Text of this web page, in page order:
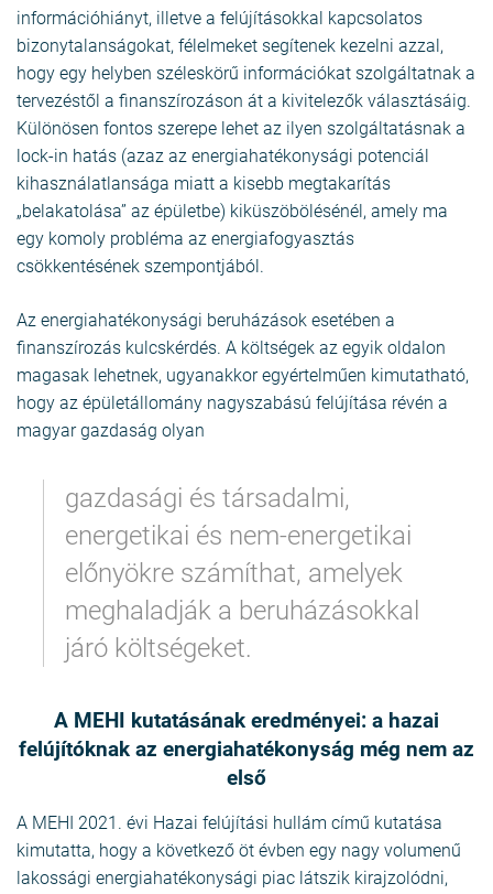
információhiányt, illetve a felújításokkal kapcsolatos
bizonytalanságokat, félelmeket segítenek kezelni azzal,
hogy egy helyben széleskörű információkat szolgáltatnak a
tervezéstől a finanszírozáson át a kivitelezők választásáig.
Különösen fontos szerepe lehet az ilyen szolgáltatásnak a
lock-in hatás (azaz az energiahatékonysági potenciál
kihasználatlansága miatt a kisebb megtakarítás
„belakatolása” az épületbe) kiküszöbölésénél, amely ma
egy komoly probléma az energiafogyasztás
csökkentésének szempontjából.
Az energiahatékonysági beruházások esetében a
finanszírozás kulcskérdés. A költségek az egyik oldalon
magasak lehetnek, ugyanakkor egyértelműen kimutatható,
hogy az épületállomány nagyszabású felújítása révén a
magyar gazdaság olyan
gazdasági és társadalmi,
energetikai és nem-energetikai
előnyökre számíthat, amelyek
meghaladják a beruházásokkal
járó költségeket.
A MEHI kutatásának eredményei: a hazai
felújítóknak az energiahatékonyság még nem az
első
A MEHI 2021. évi Hazai felújítási hullám című kutatása
kimutatta, hogy a következő öt évben egy nagy volumenű
lakossági energiahatékonysági piac látszik kirajzolódni,